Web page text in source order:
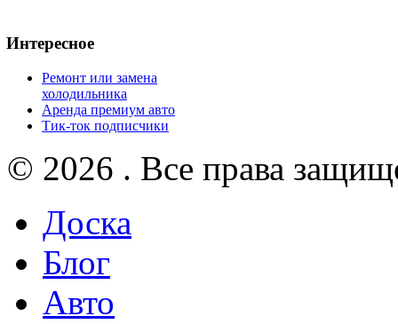
Интересное
Ремонт или замена
холодильника
Аренда премиум авто
Тик-ток подписчики
© 2026 . Все права
Доска
Блог
Авто